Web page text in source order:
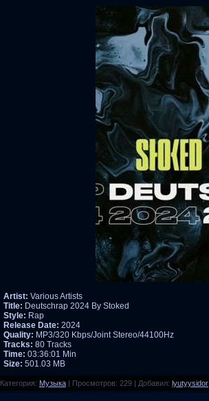
Artist: Various Artists
Title: Deutschrap 2024 By Stoked
Style: Rap
Release Date: 2024
Quality: MP3/320 Kbps/Joint Stereo/44100Hz
Tracks: 80 Tracks
Time: 03:36:01 Min
Size: 501.03 MB
Категория: Музыка | Просмотров: 229 | Добавил: lyutyysidor